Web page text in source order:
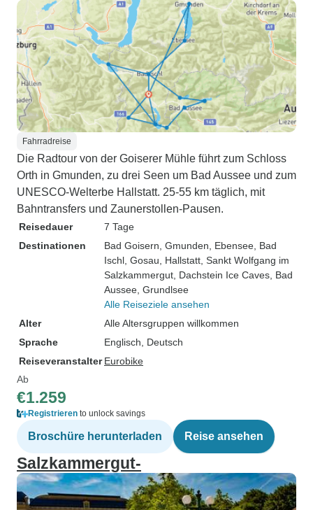
Fahrradreise
Die Radtour von der Goiserer Mühle führt zum Schloss
Orth in Gmunden, zu drei Seen um Bad Aussee und zum
UNESCO-Welterbe Hallstatt. 25-55 km täglich, mit
Bahntransfers und Zaunerstollen-Pausen.
Reisedauer
7 Tage
Destinationen
Bad Goisern , Gmunden , Ebensee , Bad
Ischl , Gosau , Hallstatt , Sankt Wolfgang im
Salzkammergut , Dachstein Ice Caves , Bad
Aussee , Grundlsee
Alle Reiseziele ansehen
Alter
Alle Altersgruppen willkommen
Sprache
Englisch, Deutsch
Reiseveranstalter Eurobike
Ab
€1.259
Registrieren to unlock savings
Broschüre herunterladen Reise ansehen
Salzkammergut-